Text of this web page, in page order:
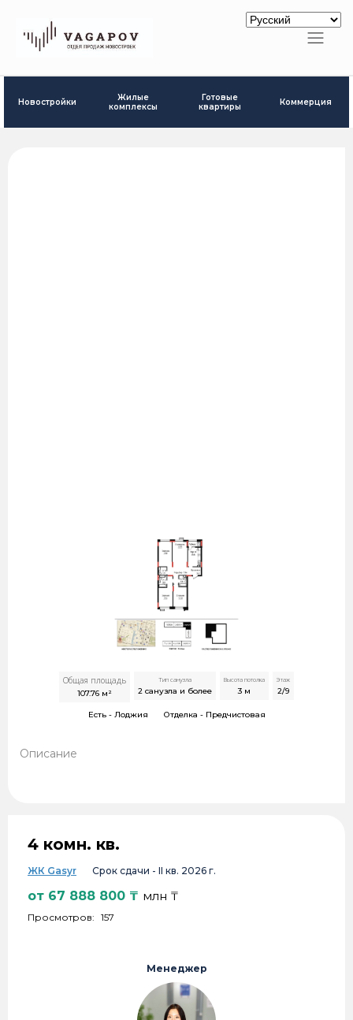
Новостройки
Жилые
комплексы
Готовые
квартиры
Коммерция
Общая площадь
107.76 м²
Тип санузла
2 санузла и более
Высота потолка
3 м
Этаж
2/9
Есть - Лоджия Отделка - Предчистовая
Описание
4 комн. кв.
ЖК Gasyr Срок сдачи - II кв. 2026 г.
от 67 888 800 ₸ млн ₸
Просмотров: 157
Менеджер